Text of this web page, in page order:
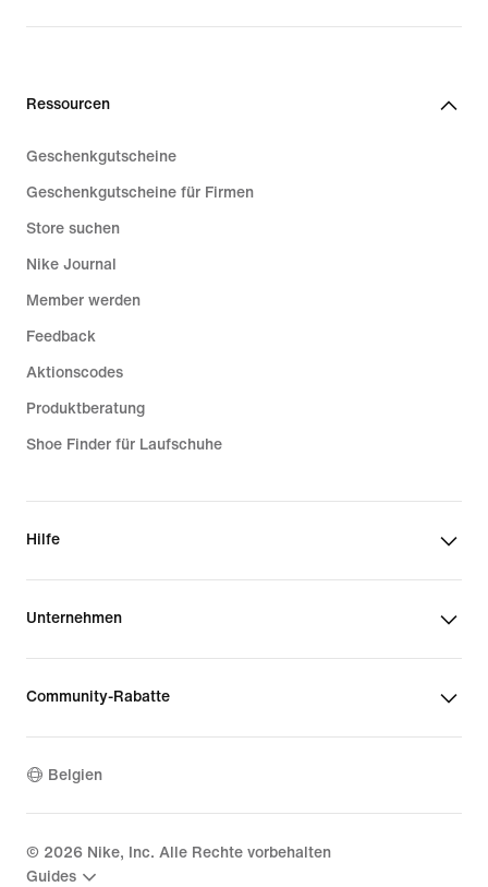
99,99 €
Ressourcen
Geschenkgutscheine
Geschenkgutscheine für Firmen
Store suchen
Nike Journal
Member werden
Feedback
Aktionscodes
Produktberatung
Shoe Finder für Laufschuhe
Hilfe
Unternehmen
Community-Rabatte
Belgien
© 2026 Nike, Inc. Alle Rechte vorbehalten
Guides